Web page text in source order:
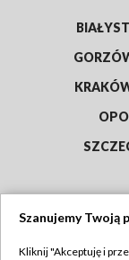
Szanujemy Twoją
Kliknij "Akceptuję i